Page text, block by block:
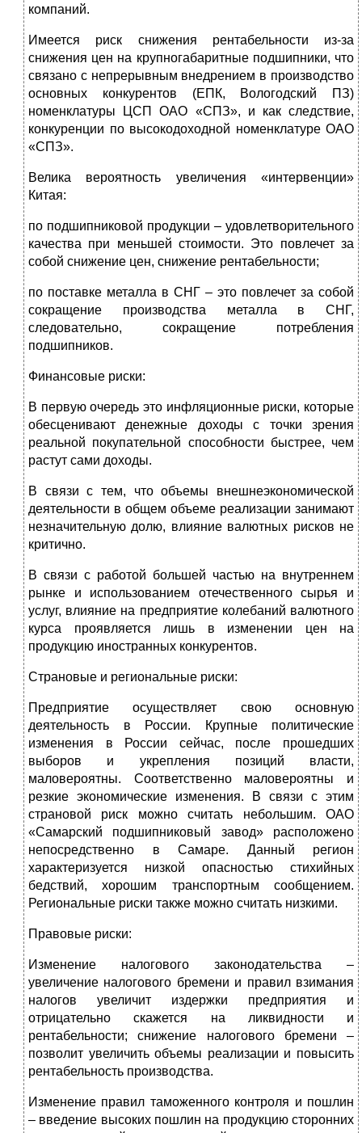
компаний.
Имеется риск снижения рентабельности из-за
снижения цен на крупногабаритные подшипники, что
связано с непрерывным внедрением в производство
основных конкурентов (ЕПК, Вологодский ПЗ)
номенклатуры ЦСП ОАО «СПЗ», и как следствие,
конкуренции по высокодоходной номенклатуре ОАО
«СПЗ».
Велика вероятность увеличения «интервенции»
Китая:
по подшипниковой продукции – удовлетворительного
качества при меньшей стоимости. Это повлечет за
собой снижение цен, снижение рентабельности;
по поставке металла в СНГ – это повлечет за собой
сокращение производства металла в СНГ,
следовательно, сокращение потребления
подшипников.
Финансовые риски:
В первую очередь это инфляционные риски, которые
обесценивают денежные доходы с точки зрения
реальной покупательной способности быстрее, чем
растут сами доходы.
В связи с тем, что объемы внешнеэкономической
деятельности в общем объеме реализации занимают
незначительную долю, влияние валютных рисков не
критично.
В связи с работой большей частью на внутреннем
рынке и использованием отечественного сырья и
услуг, влияние на предприятие колебаний валютного
курса проявляется лишь в изменении цен на
продукцию иностранных конкурентов.
Страновые и региональные риски:
Предприятие осуществляет свою основную
деятельность в России. Крупные политические
изменения в России сейчас, после прошедших
выборов и укрепления позиций власти,
маловероятны. Соответственно маловероятны и
резкие экономические изменения. В связи с этим
страновой риск можно считать небольшим. ОАО
«Самарский подшипниковый завод» расположено
непосредственно в Самаре. Данный регион
характеризуется низкой опасностью стихийных
бедствий, хорошим транспортным сообщением.
Региональные риски также можно считать низкими.
Правовые риски:
Изменение налогового законодательства –
увеличение налогового бремени и правил взимания
налогов увеличит издержки предприятия и
отрицательно скажется на ликвидности и
рентабельности; снижение налогового бремени –
позволит увеличить объемы реализации и повысить
рентабельность производства.
Изменение правил таможенного контроля и пошлин
– введение высоких пошлин на продукцию сторонних